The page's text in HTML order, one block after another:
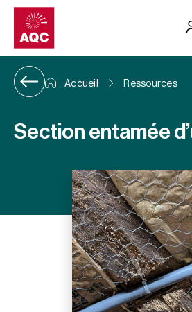
Panneau de gestion des cookies
Accueil Ressources
Section entamée